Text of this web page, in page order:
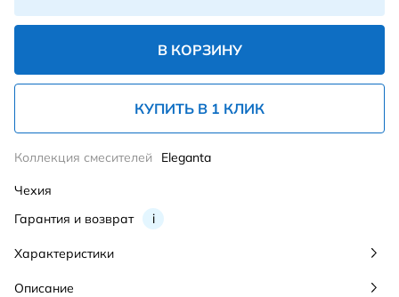
В КОРЗИНУ
КУПИТЬ В 1 КЛИК
Гарантия и возврат i
Коллекция смесителей Eleganta
Чехия
Характеристики
Описание